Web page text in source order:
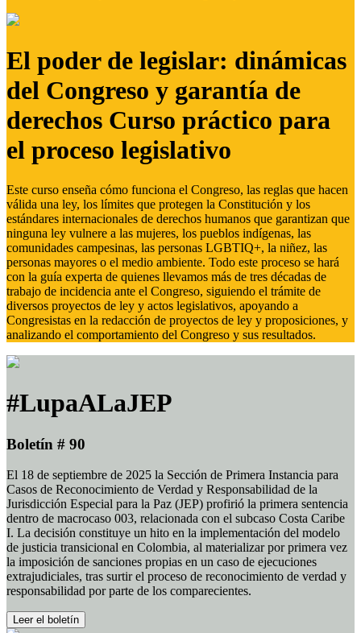
El poder de legislar: dinámicas
del Congreso y garantía de
derechos Curso práctico para
el proceso legislativo
Este curso enseña cómo funciona el Congreso, las reglas que hacen
válida una ley, los límites que protegen la Constitución y los
estándares internacionales de derechos humanos que garantizan que
ninguna ley vulnere a las mujeres, los pueblos indígenas, las
comunidades campesinas, las personas LGBTIQ+, la niñez, las
personas mayores o el medio ambiente. Todo este proceso se hará
con la guía experta de quienes llevamos más de tres décadas de
trabajo de incidencia ante el Congreso, siguiendo el trámite de
diversos proyectos de ley y actos legislativos, apoyando a
Congresistas en la redacción de proyectos de ley y proposiciones, y
analizando el comportamiento del Congreso y sus resultados.
#LupaALaJEP
Boletín # 90
El 18 de septiembre de 2025 la Sección de Primera Instancia para
Casos de Reconocimiento de Verdad y Responsabilidad de la
Jurisdicción Especial para la Paz (JEP) profirió la primera sentencia
dentro de macrocaso 003, relacionada con el subcaso Costa Caribe
I. La decisión constituye un hito en la implementación del modelo
de justicia transicional en Colombia, al materializar por primera vez
la imposición de sanciones propias en un caso de ejecuciones
extrajudiciales, tras surtir el proceso de reconocimiento de verdad y
responsabilidad por parte de los comparecientes.
Leer el boletín